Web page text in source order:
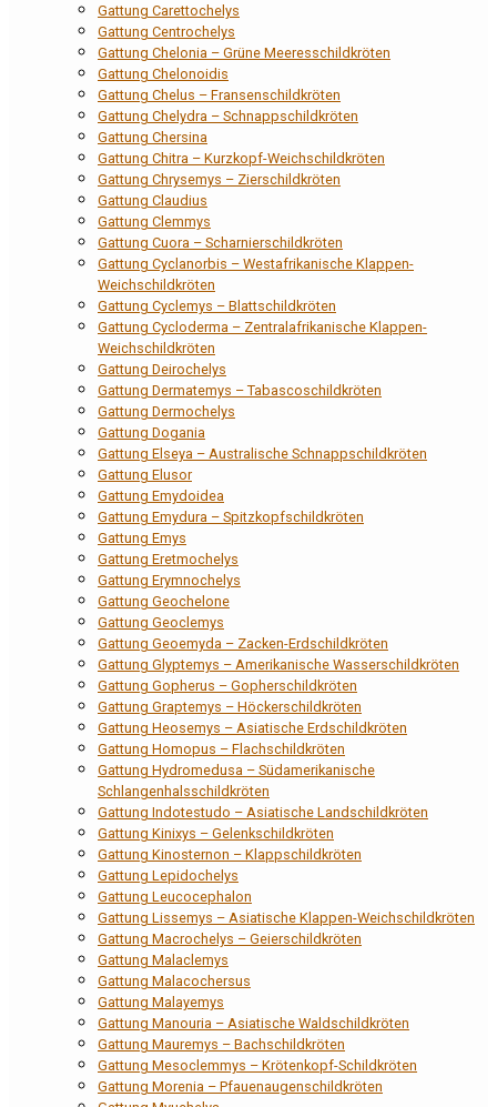
Gattung Carettochelys
Gattung Centrochelys
Gattung Chelonia – Grüne Meeresschildkröten
Gattung Chelonoidis
Gattung Chelus – Fransenschildkröten
Gattung Chelydra – Schnappschildkröten
Gattung Chersina
Gattung Chitra – Kurzkopf-Weichschildkröten
Gattung Chrysemys – Zierschildkröten
Gattung Claudius
Gattung Clemmys
Gattung Cuora – Scharnierschildkröten
Gattung Cyclanorbis – Westafrikanische Klappen-
Weichschildkröten
Gattung Cyclemys – Blattschildkröten
Gattung Cycloderma – Zentralafrikanische Klappen-
Weichschildkröten
Gattung Deirochelys
Gattung Dermatemys – Tabascoschildkröten
Gattung Dermochelys
Gattung Dogania
Gattung Elseya – Australische Schnappschildkröten
Gattung Elusor
Gattung Emydoidea
Gattung Emydura – Spitzkopfschildkröten
Gattung Emys
Gattung Eretmochelys
Gattung Erymnochelys
Gattung Geochelone
Gattung Geoclemys
Gattung Geoemyda – Zacken-Erdschildkröten
Gattung Glyptemys – Amerikanische Wasserschildkröten
Gattung Gopherus – Gopherschildkröten
Gattung Graptemys – Höckerschildkröten
Gattung Heosemys – Asiatische Erdschildkröten
Gattung Homopus – Flachschildkröten
Gattung Hydromedusa – Südamerikanische
Schlangenhalsschildkröten
Gattung Indotestudo – Asiatische Landschildkröten
Gattung Kinixys – Gelenkschildkröten
Gattung Kinosternon – Klappschildkröten
Gattung Lepidochelys
Gattung Leucocephalon
Gattung Lissemys – Asiatische Klappen-Weichschildkröten
Gattung Macrochelys – Geierschildkröten
Gattung Malaclemys
Gattung Malacochersus
Gattung Malayemys
Gattung Manouria – Asiatische Waldschildkröten
Gattung Mauremys – Bachschildkröten
Gattung Mesoclemmys – Krötenkopf-Schildkröten
Gattung Morenia – Pfauenaugenschildkröten